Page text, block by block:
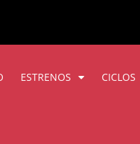
ESTRENOS CICLOS